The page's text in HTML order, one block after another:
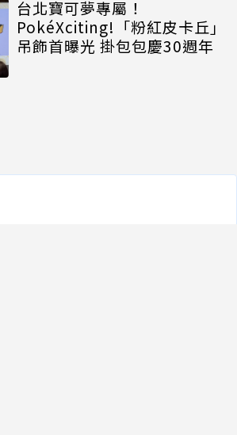
台北寶可夢專屬！
PokéXciting!「粉紅皮卡丘」
吊飾首曝光 掛包包慶30週年